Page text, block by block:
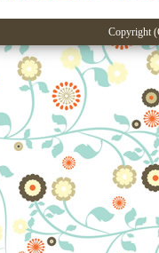
Copyright